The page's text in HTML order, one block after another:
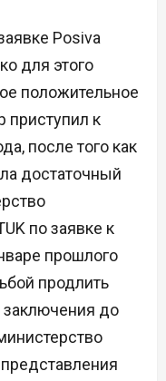
Posiva
для этого
положительное
приступил к
после того как
достаточный
по заявке к
прошлого
продлить
заключения до